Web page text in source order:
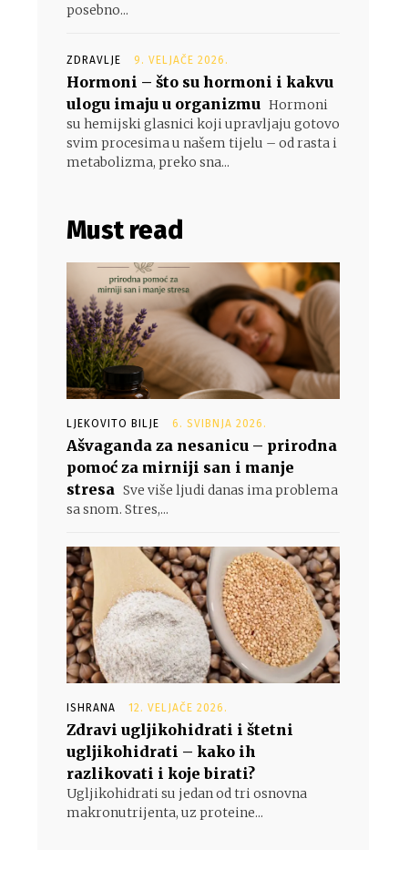
posebno...
ZDRAVLJE 9. VELJAČE 2026.
Hormoni – što su hormoni i kakvu
ulogu imaju u organizmu Hormoni
su hemijski glasnici koji upravljaju gotovo
svim procesima u našem tijelu – od rasta i
metabolizma, preko sna...
Must read
LJEKOVITO BILJE 6. SVIBNJA 2026.
Ašvaganda za nesanicu – prirodna
pomoć za mirniji san i manje
stresa Sve više ljudi danas ima problema
sa snom. Stres,...
ISHRANA 12. VELJAČE 2026.
Zdravi ugljikohidrati i štetni
ugljikohidrati – kako ih
razlikovati i koje birati?
Ugljikohidrati su jedan od tri osnovna
makronutrijenta, uz proteine...